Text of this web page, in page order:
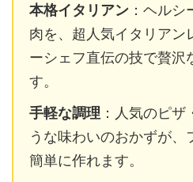
本格イタリアン ：ヘル
肉を、超人気イタリアン
ーシェフ直伝の技で贅沢
す。
手軽な調理 ：人気のピザ
うな味わいのおかずが、
簡単に作れます。